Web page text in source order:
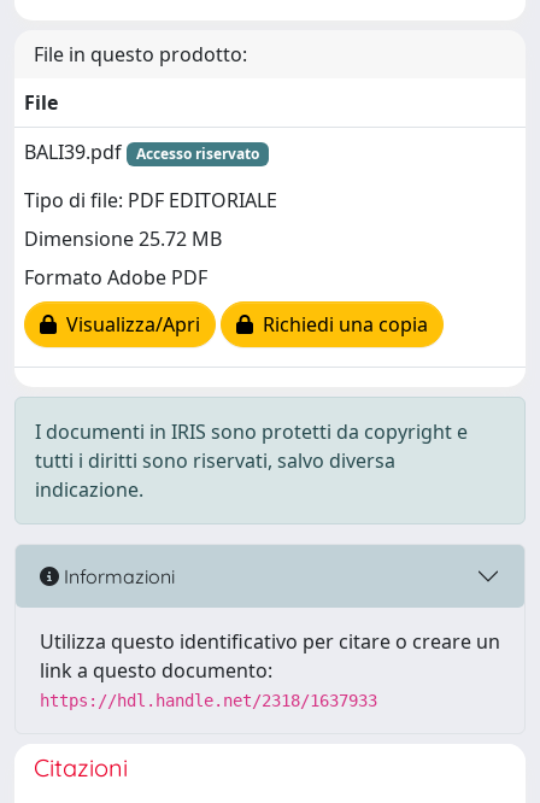
File in questo prodotto:
File
BALI39.pdf
Accesso riservato
Tipo di file: PDF EDITORIALE
Dimensione 25.72 MB
Formato Adobe PDF
Visualizza/Apri
Richiedi una copia
I documenti in IRIS sono protetti da copyright e
tutti i diritti sono riservati, salvo diversa
indicazione.
Informazioni
Utilizza questo identificativo per citare o creare un
link a questo documento:
https://hdl.handle.net/2318/1637933
Citazioni